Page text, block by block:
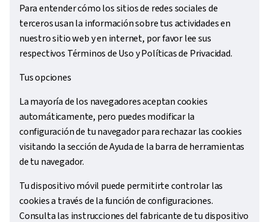
Para entender cómo los sitios de redes sociales de
terceros usan la información sobre tus actividades en
nuestro sitio web y en internet, por favor lee sus
respectivos Términos de Uso y Políticas de Privacidad.
Tus opciones
La mayoría de los navegadores aceptan cookies
automáticamente, pero puedes modificar la
configuración de tu navegador para rechazar las cookies
visitando la sección de Ayuda de la barra de herramientas
de tu navegador.
Tu dispositivo móvil puede permitirte controlar las
cookies a través de la función de configuraciones.
Consulta las instrucciones del fabricante de tu dispositivo